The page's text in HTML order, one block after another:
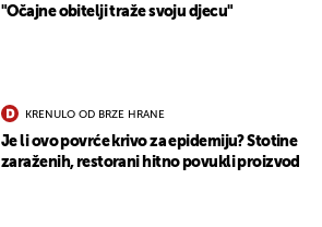
"Očajne obitelji traže svoju djecu"
KRENULO OD BRZE HRANE
Je li ovo povrće krivo za epidemiju? Stotine
zaraženih, restorani hitno povukli proizvod